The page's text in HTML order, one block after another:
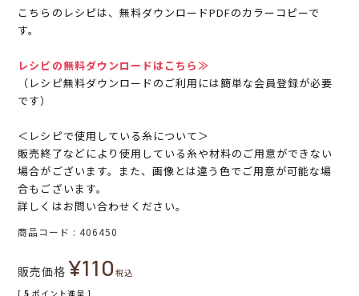
こちらのレシピは、無料ダウンロードPDFのカラーコピーで
す。
レシピの無料ダウンロードはこちら≫
（レシピ無料ダウンロードのご利用には簡単な会員登録が必要
です）
＜レシピで使用している糸について＞
販売終了などにより使用している糸や材料のご用意ができない
場合がございます。また、画像とは違う色でご用意が可能な場
合もございます。
詳しくはお問い合わせください。
商品コード 406450
販売価格 ¥110税込
[ 5 ポイント進呈 ]